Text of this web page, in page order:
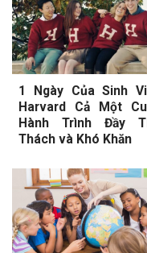
1 Ngày Của Sinh
Harvard Cả Một
Hành Trình Đầy
Thách và Khó Khăn